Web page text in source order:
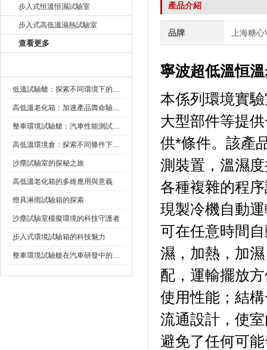
步入式恒溫恒濕試驗室
步入式高低溫濕熱試驗室
查看更多
低溫試驗艙：探索不同環境下的科技邊界
高低溫老化箱：加速產品壽命驗證的可靠夥伴
整車環境試驗艙：汽車性能測試的設備
高低溫環境倉：探索不同條件下的科學奧秘
沙塵試驗室的探秘之旅
高低溫老化箱的多維應用與意義
燈具淋雨試驗箱的探索
沙塵試驗室模擬環境的科技守護者
步入式環境試驗箱的科技魅力
整車環境試驗艙在汽車研發中的作用
產品介紹
品牌 上海糖
寧波超低溫恒
本係列環境實驗
大型部件等提供
供*條件。該
測裝置，溫濕
各種複雜的程序設
現製冷機自動運
可在任意時間自動
濕，加熱，
配，運輸擺放
使用性能；結
流通設計，使
避免了任何可能